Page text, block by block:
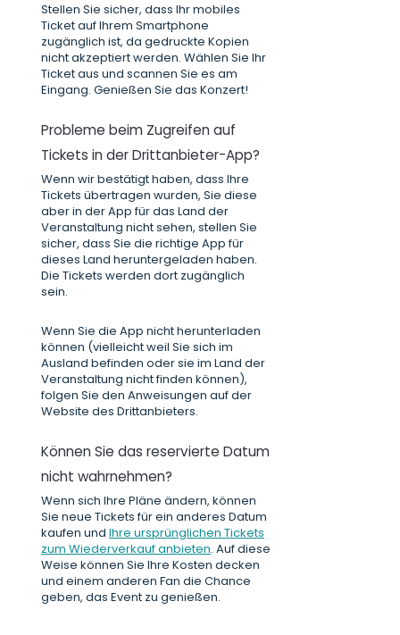
Stellen Sie sicher, dass Ihr mobiles
Ticket auf Ihrem Smartphone
zugänglich ist, da gedruckte Kopien
nicht akzeptiert werden. Wählen Sie Ihr
Ticket aus und scannen Sie es am
Eingang. Genießen Sie das Konzert!
Probleme beim Zugreifen auf
Tickets in der Drittanbieter-App?
Wenn wir bestätigt haben, dass Ihre
Tickets übertragen wurden, Sie diese
aber in der App für das Land der
Veranstaltung nicht sehen, stellen Sie
sicher, dass Sie die richtige App für
dieses Land heruntergeladen haben.
Die Tickets werden dort zugänglich
sein.
Wenn Sie die App nicht herunterladen
können (vielleicht weil Sie sich im
Ausland befinden oder sie im Land der
Veranstaltung nicht finden können),
folgen Sie den Anweisungen auf der
Website des Drittanbieters.
Können Sie das reservierte Datum
nicht wahrnehmen?
Wenn sich Ihre Pläne ändern, können
Sie neue Tickets für ein anderes Datum
kaufen und Ihre ursprünglichen Tickets
zum Wiederverkauf anbieten. Auf diese
Weise können Sie Ihre Kosten decken
und einem anderen Fan die Chance
geben, das Event zu genießen.